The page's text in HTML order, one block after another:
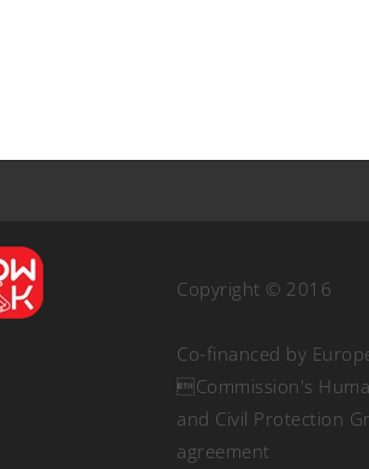
Copyright © 2016
Co-financed by
Commission's
and Civil Protection
agreement